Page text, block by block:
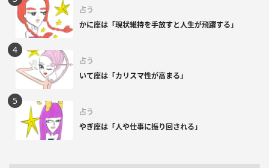
占う
かに座は「現状維持を手放すと人生が飛躍する」
占う
いて座は「カリスマ性が高まる」
占う
やぎ座は「人や仕事に振り回される」